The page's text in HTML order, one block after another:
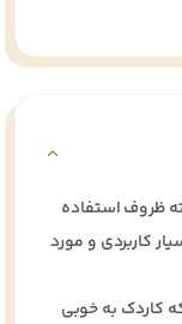
ظروف استفاده
کاربردی و مورد
کاردک به خوبی